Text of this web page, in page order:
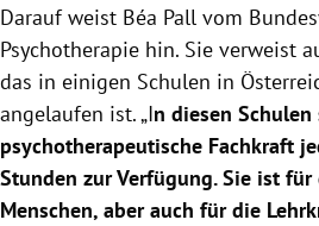
Darauf weist Béa Pall vom
Psychotherapie hin. Sie verweist
das in einigen Schulen in
angelaufen ist. „In diesen
psychotherapeutische Fachkraft
Stunden zur Verfügung. Sie ist
Menschen, aber auch für die